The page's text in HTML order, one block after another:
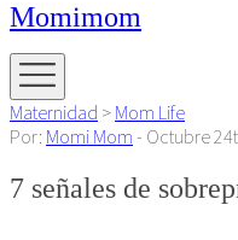
Momimom
Maternidad > Mom Life
Por: Momi Mom - Octubre
7 señales de